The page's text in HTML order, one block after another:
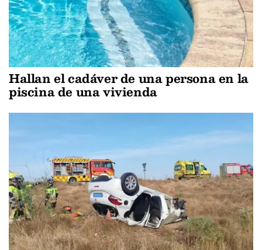
Hallan el cadáver de una persona en la
piscina de una vivienda